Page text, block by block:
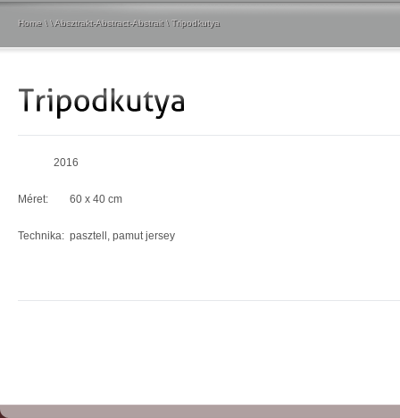
Home \ \ Absztrakt-Abstract-Abstrait\ Tripodkutya
2016
Méret: 60 x 40 cm
Technika: pasztell, pamut jersey